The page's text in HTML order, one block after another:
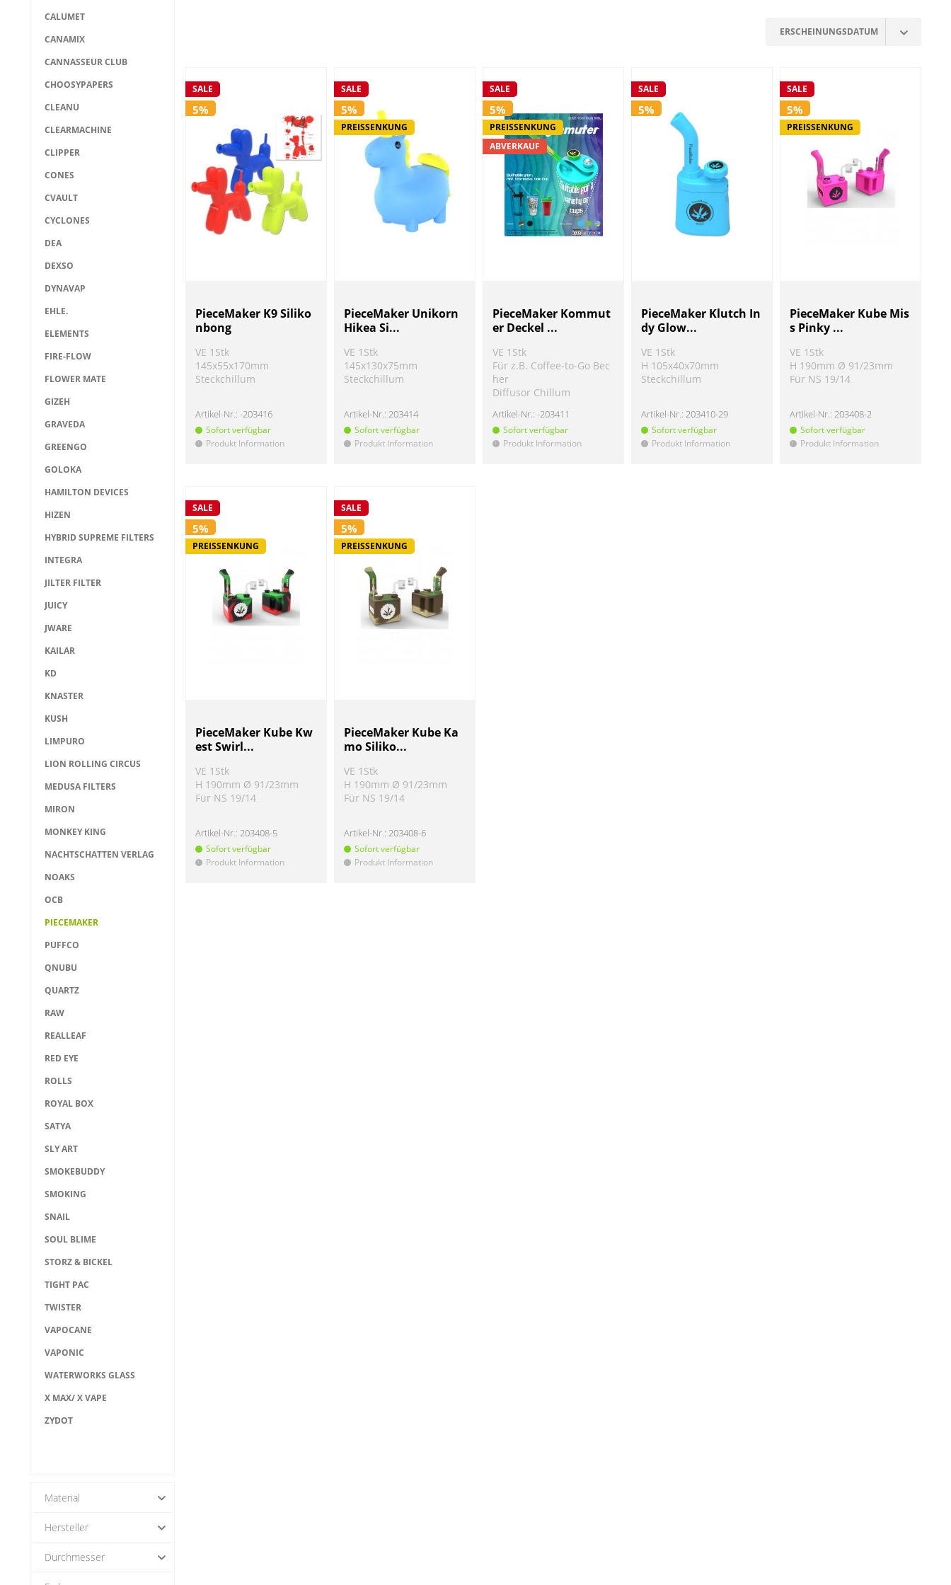
CALUMET
CANAMIX
CANNASSEUR CLUB
CHOOSYPAPERS
CLEANU
CLEARMACHINE
CLIPPER
CONES
CVAULT
CYCLONES
DEA
DEXSO
DYNAVAP
EHLE.
ELEMENTS
FIRE-FLOW
FLOWER MATE
GIZEH
GRAVEDA
GREENGO
GOLOKA
HAMILTON DEVICES
HIZEN
HYBRID SUPREME FILTERS
INTEGRA
JILTER FILTER
JUICY
JWARE
KAILAR
KD
KNASTER
KUSH
LIMPURO
LION ROLLING CIRCUS
MEDUSA FILTERS
MIRON
MONKEY KING
NACHTSCHATTEN VERLAG
NOAKS
OCB
PIECEMAKER
PUFFCO
QNUBU
QUARTZ
RAW
REALLEAF
RED EYE
ROLLS
ROYAL BOX
SATYA
SLY ART
SMOKEBUDDY
SMOKING
SNAIL
SOUL BLIME
STORZ & BICKEL
TIGHT PAC
TWISTER
VAPOCANE
VAPONIC
WATERWORKS GLASS
X MAX/ X VAPE
ZYDOT
Material
Silikon (3)
Hersteller
PieceMaker
Durchmesser
SALE
5%
PieceMaker K9 Siliko
nbong
VE 1Stk
145x55x170mm
Steckchillum
Artikel-Nr.:-203416
Sofort verfügbar
! Produkt Information
SALE
5%
PREISSENKUNG
PieceMaker Unikorn
Hikea Si...
VE 1Stk
145x130x75mm
Steckchillum
Artikel-Nr.:203414
Sofort verfügbar
! Produkt Information
SALE
5%
PREISSENKUNG
ABVERKAUF
PieceMaker Kommut
er Deckel ...
VE 1Stk
Für z.B. Coffee-to-Go Bec
her
Diffusor Chillum
Artikel-Nr.:-203411
Sofort verfügbar
! Produkt Information
SALE
5%
PieceMaker Klutch In
dy Glow...
VE 1Stk
H 105x40x70mm
Steckchillum
Artikel-Nr.:203410-29
Sofort verfügbar
! Produkt Information
SALE
5%
PREISSENKUNG
PieceMaker Kube Mis
s Pinky ...
VE 1Stk
H 190mm Ø 91/23mm
Für NS 19/14
Artikel-Nr.:203408-2
Sofort verfügbar
! Produkt Information
SALE
5%
PREISSENKUNG
PieceMaker Kube Kw
est Swirl...
VE 1Stk
H 190mm Ø 91/23mm
Für NS 19/14
Artikel-Nr.:203408-5
Sofort verfügbar
! Produkt Information
SALE
5%
PREISSENKUNG
PieceMaker Kube Ka
mo Siliko...
VE 1Stk
H 190mm Ø 91/23mm
Für NS 19/14
Artikel-Nr.:203408-6
Sofort verfügbar
! Produkt Information